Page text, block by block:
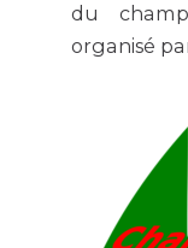
du
organisé